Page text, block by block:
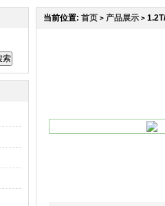
当前位置: 首页 > 产品展示 >